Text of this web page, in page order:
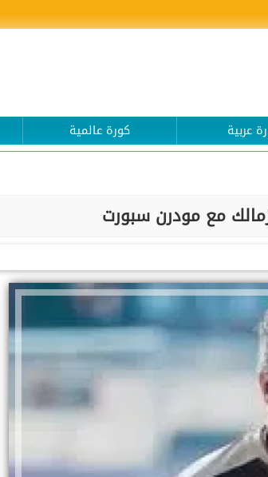
عربية كورة عالمية
مع مودرن سبورت